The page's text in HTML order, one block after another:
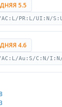
5.5
AC:L/PR:L/UI:N/
4.6
AC:L/Au:S/C:N/